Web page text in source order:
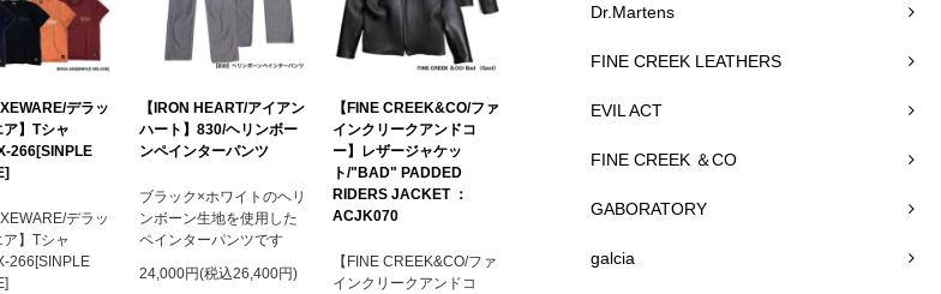
Dr.Martens
FINE CREEK LEATHERS
EVIL ACT
FINE CREEK ＆CO
GABORATORY
galcia
デラッ
】Tシャ
266[SINPLE
デラッ
】Tシャ
266[SINPLE
【IRON HEART/アイアン
ハート】830/ヘリンボー
ンペインターパンツ
ブラック×ホワイトのヘリ
ンボーン生地を使用した
ペインターパンツです
24,000円(税込26,400円)
【FINE CREEK&CO/ファ
インクリークアンドコ
ー】レザージャケッ
ト/"BAD" PADDED
RIDERS JACKET ：
ACJK070
【FINE CREEK&CO/ファ
インクリークアンドコ